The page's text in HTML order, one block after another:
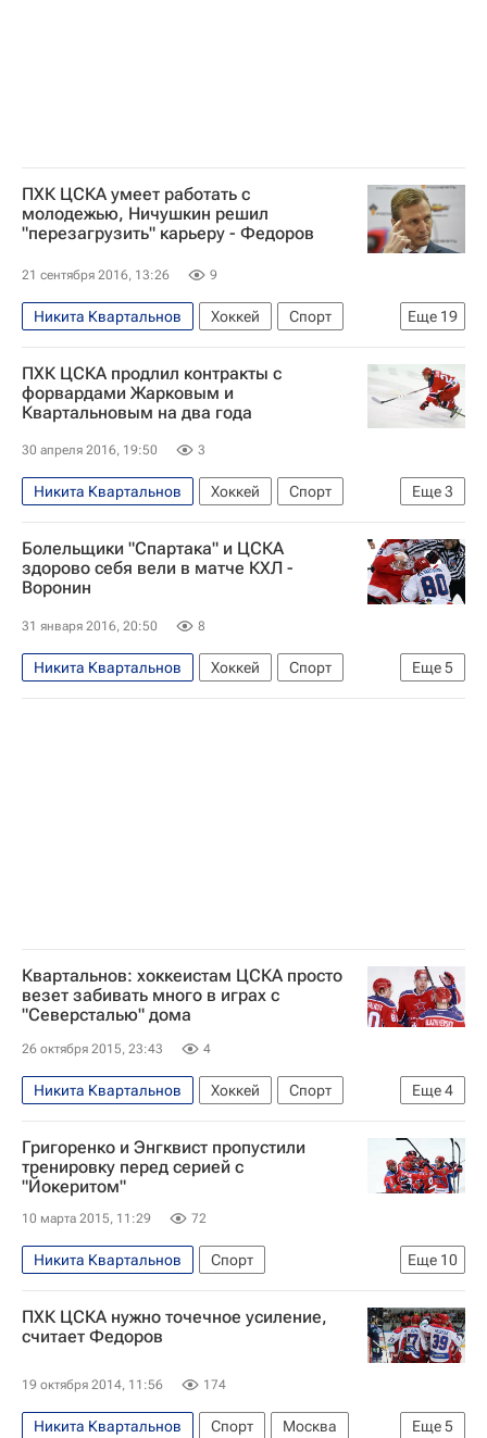
ПХК ЦСКА умеет работать с
молодежью, Ничушкин решил
"перезагрузить" карьеру - Федоров
21 сентября 2016, 13:26 9
Еще 19
Никита Квартальнов Хоккей
Спорт
Сергей Федоров
КХЛ 2025-2026
Национальная хоккейная лига (НХЛ)
Даллас Старз
Максим Мамин (1995)
Андрей Светлаков
Андрей Кузьменко
Артём Блажиевский
Михаил Науменков
Иван Телегин
Валерий Ничушкин
Игорь Ожиганов
Никита Зайцев
Николай Прохоркин
Сергей Андронов
Богдан Киселевич
Александр Радулов
ПХК ЦСКА продлил контракты с
форвардами Жарковым и
Квартальновым на два года
30 апреля 2016, 19:50 3
Еще3
Никита Квартальнов Хоккей
Спорт
КХЛ 2025-2026
ЦСКА Владимир Жарков
Болельщики "Спартака" и ЦСКА
здорово себя вели в матче КХЛ -
Воронин
31 января 2016, 20:50 8
Еще5
Никита Квартальнов Хоккей
Спорт
КХЛ 2025-2026
ХК Спартак (Москва)
Квартальнов: хоккеистам ЦСКА просто
везет забивать много в играх с
"Северсталью" дома
26 октября 2015, 23:43 4
Еще4
Никита Квартальнов Хоккей
Спорт
КХЛ 2025-2026
Северсталь
ЦСКА
Роман Любимов
Григоренко и Энгквист пропустили
тренировку перед серией с
"Йокеритом"
10 марта 2015, 11:29 72
Еще 10
Никита Квартальнов
Спорт
Максим Мамин
Станислав Галимов
Стефан Да Коста
Александр Радулов
Евгений Артюхин
Илья Сорокин
Йокерит
ПХК ЦСКА нужно точечное усиление,
считает Федоров
19 октября 2014, 11:56 174
Еще5
Никита Квартальнов Спорт
Москва